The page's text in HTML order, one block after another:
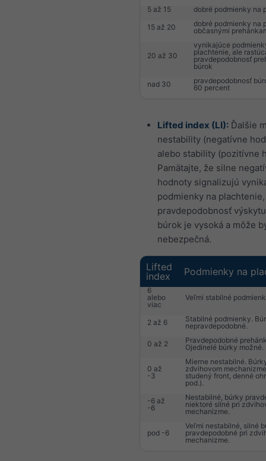
5 až 15
dobré podmienky na
15 až 20
dobré podmienky na
občasnými
20 až 30
vynikajúce
plachtenie, ale
pravdepodobnosť
búrok
nad 30
pravdepodobnosť
60 percent
Lifted index (LI): Ďalšie
nestability (negatívne
alebo stability (pozitívne
Pamätajte, že silne
hodnoty signalizujú
podmienky na
pravdepodobnosť
búrok je vysoká a môže
nebezpečná.
Lifted
index
Podmienky na
6
alebo
viac
Veľmi stabilné
2 až 6
Stabilné podmienky.
nepravdepodobné.
0 až 2
Pravdepodobné
Ojedinelé búrky možné.
0 až
-3
Mierne nestabilné.
zdvihovom
studený front, denné
pod.).
-6 až
-6
Nestabilné, búrky
niektoré silné pri
mechanizme.
pod -6
Veľmi nestabilné, silné
pravdepodobné pri
mechanizme.